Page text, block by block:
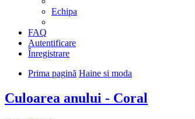
Echipa
FAQ
Autentificare
Înregistrare
Prima pagină Haine si moda
Culoarea anului - Coral